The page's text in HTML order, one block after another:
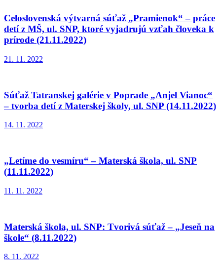
Celoslovenská výtvarná súťaž „Pramienok“ – práce
detí z MŠ, ul. SNP, ktoré vyjadrujú vzťah človeka k
prírode (21.11.2022)
21. 11. 2022
Súťaž Tatranskej galérie v Poprade „Anjel Vianoc“
– tvorba detí z Materskej školy, ul. SNP (14.11.2022)
14. 11. 2022
„Letíme do vesmíru“ – Materská škola, ul. SNP
(11.11.2022)
11. 11. 2022
Materská škola, ul. SNP: Tvorivá súťaž – „Jeseň na
škole“ (8.11.2022)
8. 11. 2022